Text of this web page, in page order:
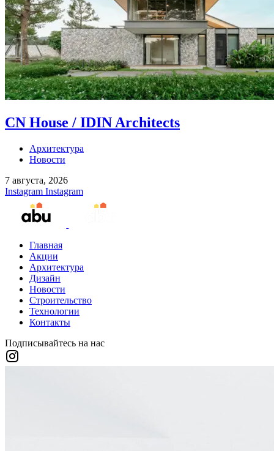
CN House / IDIN Architects
Архитектура
Новости
7 августа, 2026
Instagram Instagram
Главная
Акции
Архитектура
Дизайн
Новости
Строительство
Технологии
Контакты
Подписывайтесь на нас